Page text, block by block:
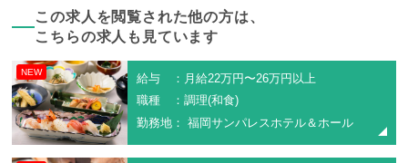
この求人を閲覧された他の方は、
こちらの求人も見ています
NEW
給与 ：月給22万円〜26万円以上
職種 ：調理(和食)
勤務地： 福岡サンパレスホテル＆ホール